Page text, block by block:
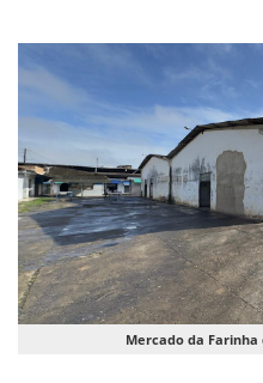
Mercado da Farinha